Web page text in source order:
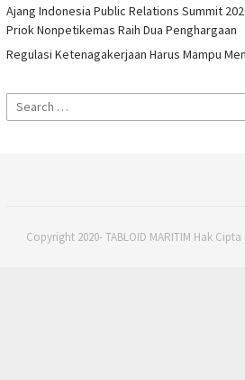
Ajang Indonesia Public Relations Summit
Priok Nonpetikemas Raih Dua Penghargaan
Regulasi Ketenagakerjaan Harus Mampu
Search
for:
Copyright 2020- TABLOID MARITIM Hak